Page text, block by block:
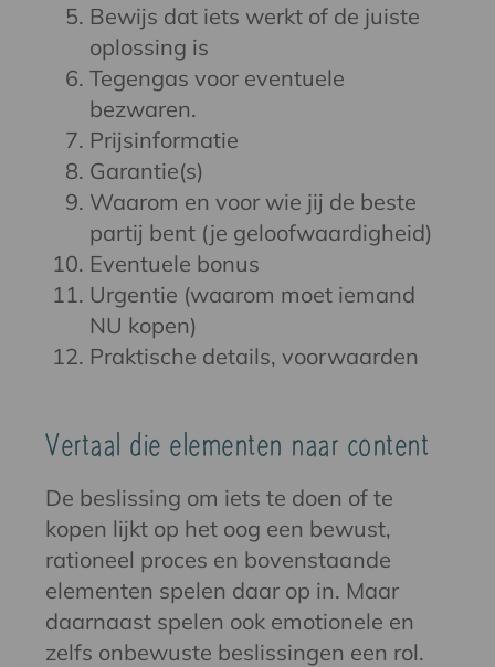
Bewijs dat iets werkt of de juiste
oplossing is
Tegengas voor eventuele
bezwaren.
Prijsinformatie
Garantie(s)
Waarom en voor wie jij de beste
partij bent (je geloofwaardigheid)
Eventuele bonus
Urgentie (waarom moet iemand
NU kopen)
Praktische details, voorwaarden
Vertaal die elementen naar content
De beslissing om iets te doen of te
kopen lijkt op het oog een bewust,
rationeel proces en bovenstaande
elementen spelen daar op in. Maar
daarnaast spelen ook emotionele en
zelfs onbewuste beslissingen een rol.